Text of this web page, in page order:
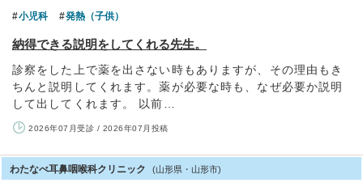
小児科 発熱（子供）
納得できる説明をしてくれる先生。
診察をした上で薬を出さない時もありますが、その理由もき
ちんと説明してくれます。薬が必要な時も、なぜ必要か説明
して出してくれます。 以前…
2026年07月受診 / 2026年07月投稿
わたなべ耳鼻咽喉科クリニック (山形県・山形市)